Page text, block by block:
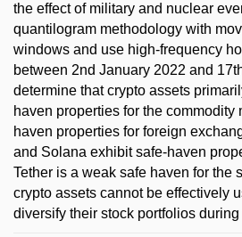
the effect of military and nuclear
quantilogram methodology with
windows and use high-frequency
between 2nd January 2022 and
determine that crypto assets
haven properties for the commodity
haven properties for foreign
and Solana exhibit safe-haven
Tether is a weak safe haven for the
crypto assets cannot be effectively
diversify their stock portfolios during